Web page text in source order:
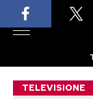
TELEVISIONE